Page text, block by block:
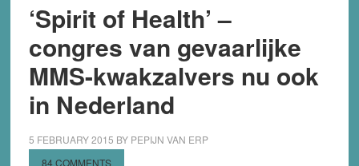
‘Spirit of Health’ –
congres van gevaarlijke
MMS-kwakzalvers nu ook
in Nederland
5 FEBRUARY 2015 BY PEPIJN VAN ERP
84 COMMENTS